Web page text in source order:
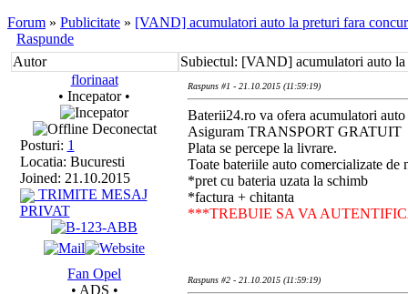
Forum » Publicitate » [VAND] acumulatori auto la preturi fara
Raspunde
Autor
Subiectul: [VAND] acumulatori auto la
florinaat
• Incepator •
Deconectat
Posturi: 1
Locatia: Bucuresti
Joined: 21.10.2015
TRIMITE MESAJ
PRIVAT
Raspuns #1 - 21.10.2015 (11:59:19)
Baterii24.ro va ofera acumulatori
Asiguram TRANSPORT GRATUIT
Plata se percepe la livrare.
Toate bateriile auto comercializate
*pret cu bateria uzata la schimb
*factura + chitanta
***TREBUIE SA VA
Fan Opel
• ADS •
Raspuns #2 - 21.10.2015 (11:59:19)